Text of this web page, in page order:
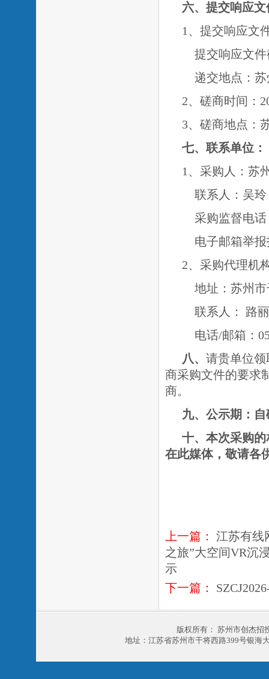
六、提交响应
1、提交响应文
提交响应文
递交地点：
2、磋商时间：
3、磋商地点：
七、联系单位：
1、采购人：苏
联系人：吴
采购监督电话
电子邮箱举
2、采购代理机
地址：苏州
联系人：
路
电话/邮箱：
八、请贵单位
商采购文件的要求
商。
九、公示期：
十、本次采购
在此媒体，敬请各
上一篇：
江苏有线
之旅”大空间VR沉
示
下一篇：
版权所有： 苏州市创杰
地址：江苏省苏州市干将西路399号银海